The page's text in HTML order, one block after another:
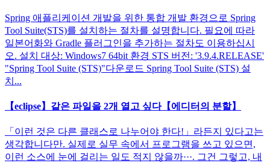
Spring 애플리케이션 개발을 위한 통합 개발 환경으로 Spring
Tool Suite(STS)를 설치하는 절차를 설명합니다. 필요에 따라
일본어화와 Gradle 플러그인을 추가하는 절차도 이용하십시
오. 설치 대상: Windows7 64bit 환경 STS 버전: '3.9.4.RELEASE'
"Spring Tool Suite (STS)"다운로드 Spring Tool Suite (STS) 설
치...
【eclipse】같은 파일을 2개 열고 싶다【에디터의 분할】
「이런 것은 다른 클래스로 나누어야 한다!」라든지 있다고는
생각합니다만. 실제로 실무 속에서 프로그램을 쓰고 있으면,
이런 소스에 눈에 걸리는 일도 적지 않을까···. 그건 그렇고, 내